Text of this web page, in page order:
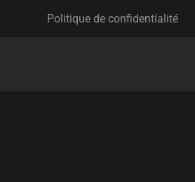
Politique de confidentialité